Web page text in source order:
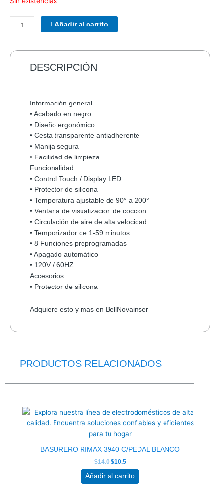
PARLANTES
WOOU
PULSE
25-
PORTABLE
COLORES
cantidad
Añadir al carrito
DESCRIPCIÓN
Información general
• Acabado en negro
• Diseño ergonómico
• Cesta transparente antiadherente
• Manija segura
• Facilidad de limpieza
Funcionalidad
• Control Touch / Display LED
• Protector de silicona
• Temperatura ajustable de 90° a 200°
• Ventana de visualización de cocción
• Circulación de aire de alta velocidad
• Temporizador de 1-59 minutos
• 8 Funciones preprogramadas
• Apagado automático
• 120V / 60HZ
Accesorios
• Protector de silicona
Adquiere esto y mas en BellNovainser
PRODUCTOS RELACIONADOS
BASURERO RIMAX 3940 C/PEDAL BLANCO
$14.0
original
era:
$14.0.
$10.5
actual
es:
$10.5.
Añadir al carrito